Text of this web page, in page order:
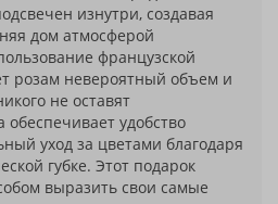
изнутри, создавая
дом атмосферой
французской
розам невероятный объем и
не оставят
удобство
уход за цветами благодаря
губке. Этот подарок
выразить свои самые